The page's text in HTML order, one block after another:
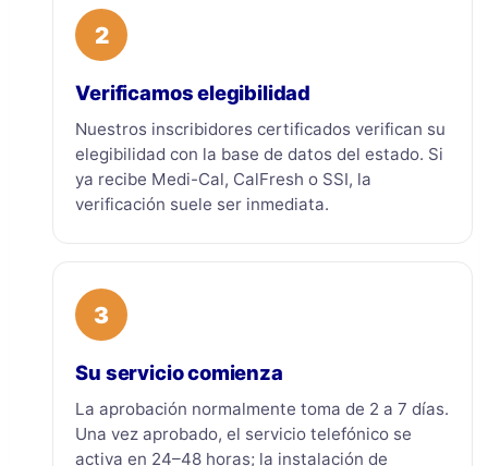
2
Verificamos elegibilidad
Nuestros inscribidores certificados verifican su
elegibilidad con la base de datos del estado. Si
ya recibe Medi-Cal, CalFresh o SSI, la
verificación suele ser inmediata.
3
Su servicio comienza
La aprobación normalmente toma de 2 a 7 días.
Una vez aprobado, el servicio telefónico se
activa en 24–48 horas; la instalación de